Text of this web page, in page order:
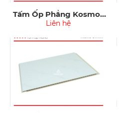
Tấm Ốp Phẳng Kosmos
Nano09-006
Liên hệ